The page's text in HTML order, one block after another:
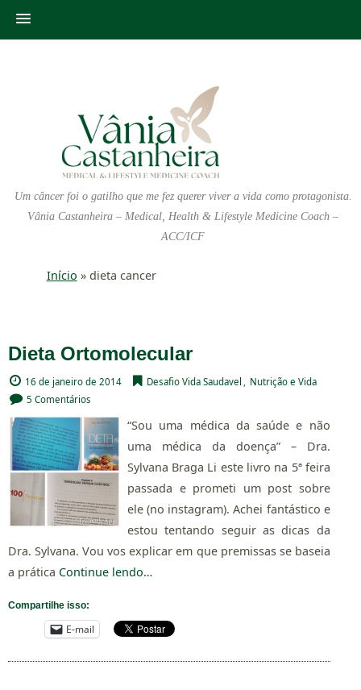
Um câncer foi o gatilho que me fez querer viver a vida como protagonista.
Vânia Castanheira – Medical, Health & Lifestyle Medicine Coach –
ACC/ICF
Início » dieta cancer
Dieta Ortomolecular
16 de janeiro de 2014 Desafio Vida Saudavel , Nutrição e Vida
5 Comentários
“Sou uma médica da saúde e não
uma médica da doença” – Dra.
Sylvana Braga Li este livro na 5ª feira
passada e prometi um post sobre
ele (no instagram). Achei fantástico e
estou tentando seguir as dicas da
Dra. Sylvana. Vou vos explicar em que premissas se baseia
a prática Continue lendo…
Compartilhe isso:
E-mail